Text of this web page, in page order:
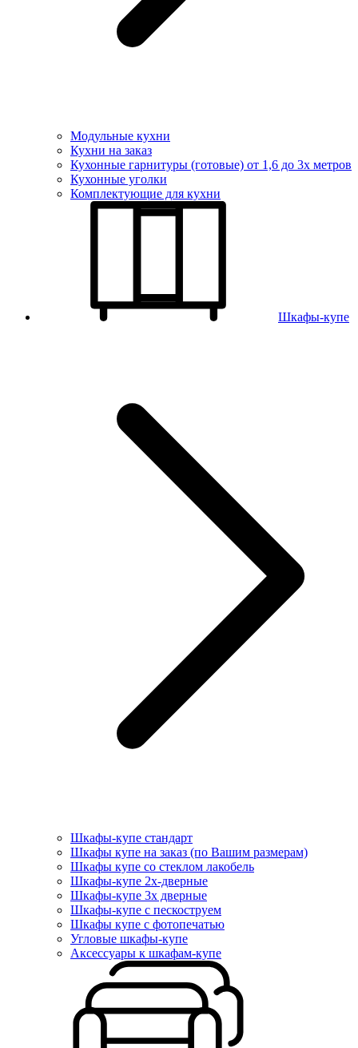
Модульные кухни
Кухни на заказ
Кухонные гарнитуры (готовые) от 1,6 до 3х метров
Кухонные уголки
Комплектующие для кухни
Шкафы-купе
Шкафы-купе стандарт
Шкафы купе на заказ (по Вашим размерам)
Шкафы купе со стеклом лакобель
Шкафы-купе 2х-дверные
Шкафы-купе 3х дверные
Шкафы-купе с пескоструем
Шкафы купе с фотопечатью
Угловые шкафы-купе
Аксессуары к шкафам-купе